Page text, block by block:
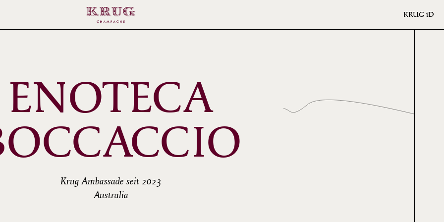
KRUG iD
ENOTECA
Krug Ambassade seit 2023
Australia